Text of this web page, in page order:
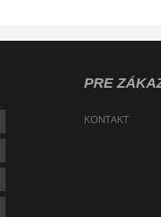
PRE
KONTAKT